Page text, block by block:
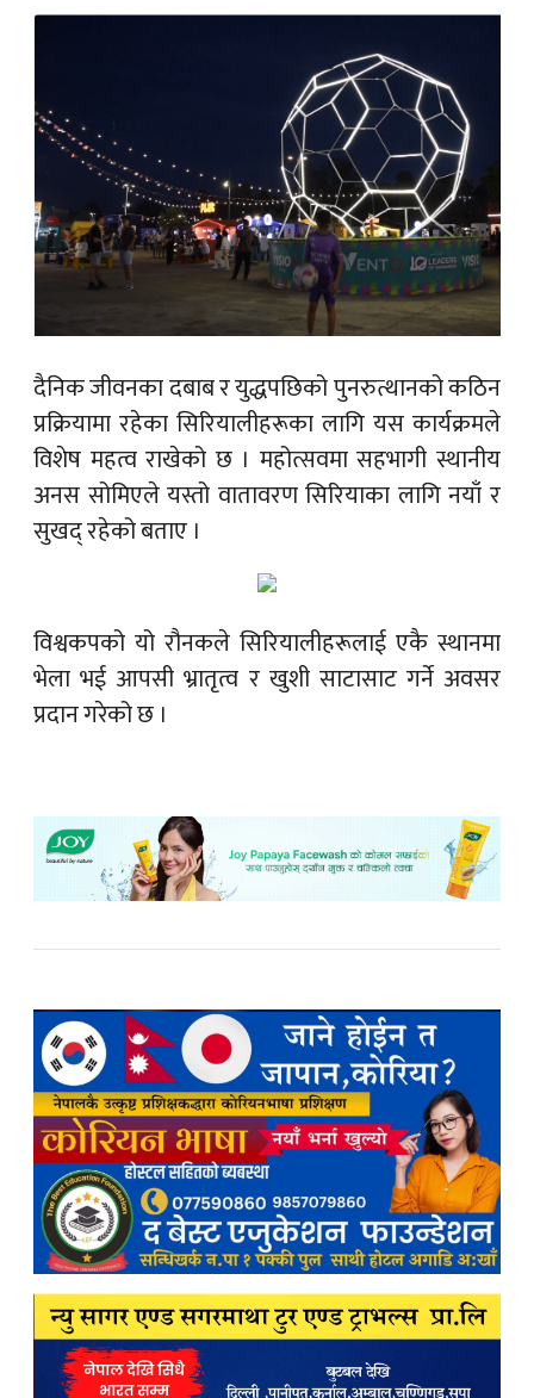
दैनिक जीवनका दबाब र युद्धपछिको पुनरुत्थानको कठिन
प्रक्रियामा रहेका सिरियालीहरूका लागि यस कार्यक्रमले
विशेष महत्व राखेको छ । महोत्सवमा सहभागी स्थानीय
अनस सोमिएले यस्तो वातावरण सिरियाका लागि नयाँ र
सुखद् रहेको बताए ।
विश्वकपको यो रौनकले सिरियालीहरूलाई एकै स्थानमा
भेला भई आपसी भ्रातृत्व र खुशी साटासाट गर्ने अवसर
प्रदान गरेको छ ।